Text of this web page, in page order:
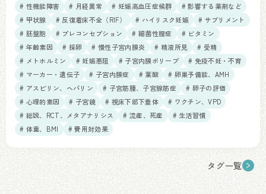
# 性機能障害
# 月経異常 # 妊娠高血圧症候群
# 影響する薬剤など
# 甲状腺
# 反復着床不全（RIF） # ハイリスク妊娠
# サプリメント
# 胚盤胞
# プレコンセプション # 細菌性膣症
# ビタミン
# 年齢素因
# 採卵 # 慢性子宮内膜炎 # 精液所見
# 受精
# メトホルミン
# 妊娠悪阻 # 子宮内膜ポリープ
# 免疫不妊・不育
# マーカー・遺伝子
# 子宮内膜症 # 葉酸
# 卵巣予備能、AMH
# アスピリン、ヘパリン
# 子宮筋腫、子宮腺筋症
# 卵子の評価
# 心理的素因
# 子宮鏡 # 視床下部下垂体
# ワクチン、VPD
# 総説、RCT、メタアナリシス
# 流産、死産
# 生活習慣
# 体重、BMI
# 費用対効果
タグ一覧